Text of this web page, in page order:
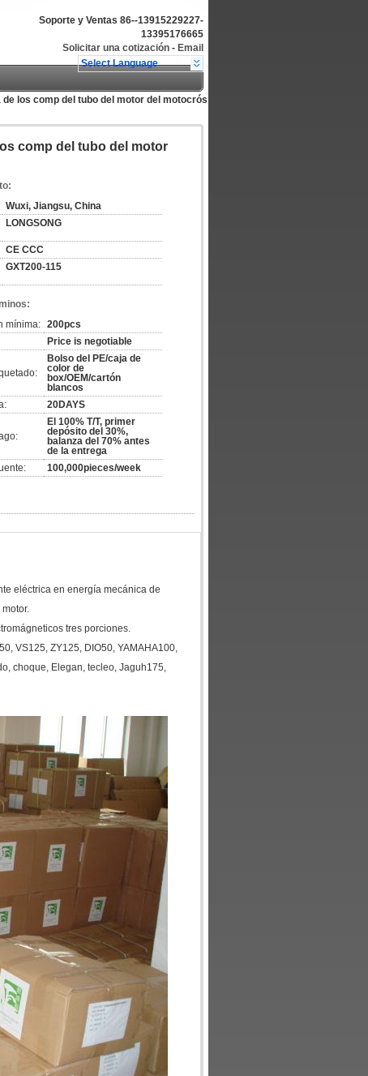
Soporte y Ventas 86--13915229227-
13395176665
Solicitar una cotización - Email
Select Language
los comp del tubo del motor del motocrós
comp del tubo del motor
Wuxi, Jiangsu, China
LONGSONG
CE CCC
GXT200-115
mínima: 200pcs
Price is negotiable
Bolso del PE/caja de
color de
box/OEM/cartón
blancos
20DAYS
El 100% T/T, primer
depósito del 30%,
balanza del 70% antes
de la entrega
100,000pieces/week
eléctrica en energía mecánica de
tres porciones.
VS125, ZY125, DIO50, YAMAHA100,
choque, Elegan, tecleo, Jaguh175,